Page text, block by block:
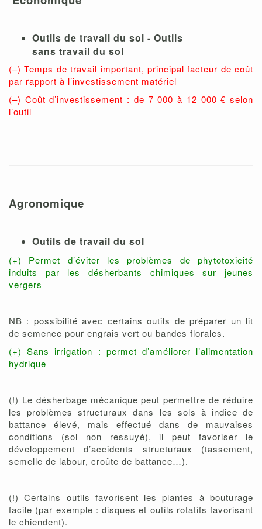
Outils de travail du sol - Outils
sans travail du sol
(–) Temps de travail important, principal facteur de coût
par rapport à l’investissement matériel
(–) Coût d’investissement : de 7 000 à 12 000 € selon
l’outil
Agronomique
Outils de travail du sol
(+) Permet d’éviter les problèmes de phytotoxicité
induits par les désherbants chimiques sur jeunes
vergers
NB : possibilité avec certains outils de préparer un lit
de semence pour engrais vert ou bandes florales.
(+) Sans irrigation : permet d’améliorer l’alimentation
hydrique
(!) Le désherbage mécanique peut permettre de réduire
les problèmes structuraux dans les sols à indice de
battance élevé, mais effectué dans de mauvaises
conditions (sol non ressuyé), il peut favoriser le
développement d’accidents structuraux (tassement,
semelle de labour, croûte de battance…).
(!) Certains outils favorisent les plantes à bouturage
facile (par exemple : disques et outils rotatifs favorisant
le chiendent).